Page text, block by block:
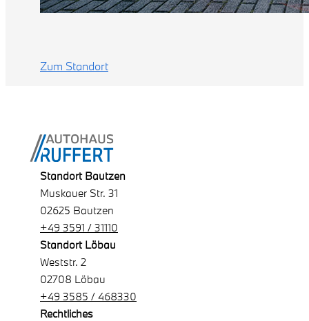
Zum Standort
Standort Bautzen
Muskauer Str. 31
02625 Bautzen
+49 3591 / 31110
Standort Löbau
Weststr. 2
02708 Löbau
+49 3585 / 468330
Rechtliches